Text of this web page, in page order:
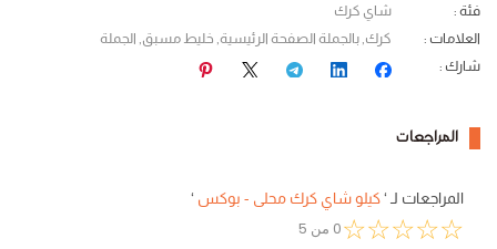
فئة :
شاي كرك
العلامات : كرك, بالجملة الصفحة الرئيسية, خليط مسبق, الجملة
شارك :
المراجعات
المراجعات لـ ‘كيلو شاي كرك محلى - بوكس ‘
☆
☆
☆
☆
☆
0 من